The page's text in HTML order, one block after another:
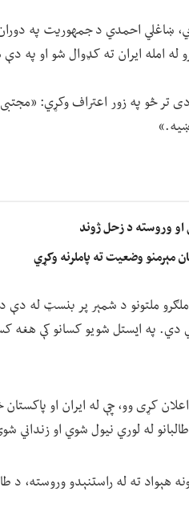
ښاغلي احمدي د جمهوریت په
له امله ایران ته کډوال شو او په دې
تر څو په زور اعتراف وکړي:
او وروسته د زحل ژوند
مېرمنو وضعیت ته پاملرنه وکړي
دي. په ایستل شویو کسانو کې
کړی وو، چې له ایران او
له لوري نیول شوي او زنداني
هېواد ته له راستنېدو وروسته، د